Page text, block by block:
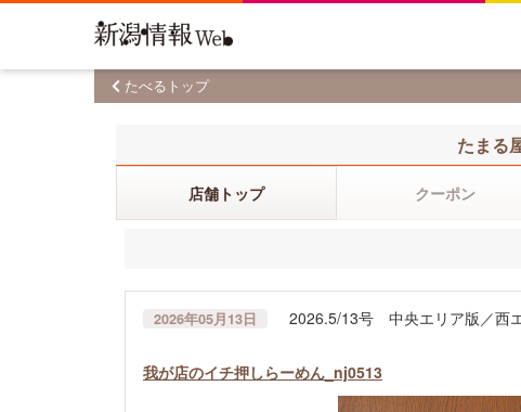
たべるトップ
たまる
店舗トップ クーポン
2026年05月13日 2026.5/13号 中央エリア版／西
我が店のイチ押しらーめん_nj0513